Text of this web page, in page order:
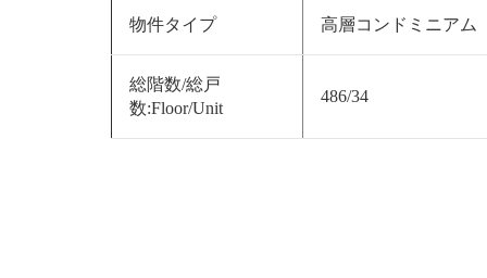
物件タイプ 高層コンドミニアム
総階数/総戸
数:Floor/Unit
486/34